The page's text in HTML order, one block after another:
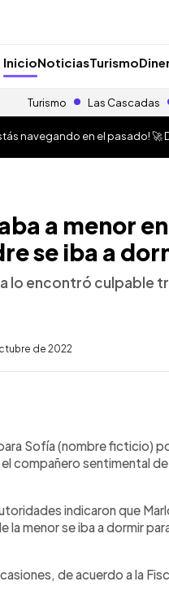
InicioNoticiasTurismo
Turismo Las Cascadas
navegando en el pasado! 🚀
a menor
se iba a
lo encontró culpable
de 2022
Sofía (nombre ficticio)
compañero sentimental
indicaron que
la menor se iba a dormir
de acuerdo a la